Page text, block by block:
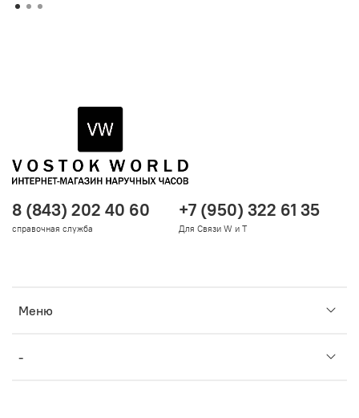
Меню
-
8 (843) 202 40 60
справочная служба
+7 (950) 322 61 35
Для Связи W и T